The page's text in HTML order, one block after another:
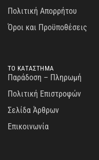
Πολιτική Απορρήτου
Όροι και Προϋποθέσεις
ΤΟ ΚΑΤΑΣΤΗΜΑ
Παράδοση – Πληρωμή
Πολιτική Επιστροφών
Σελίδα Άρθρων
Επικοινωνία